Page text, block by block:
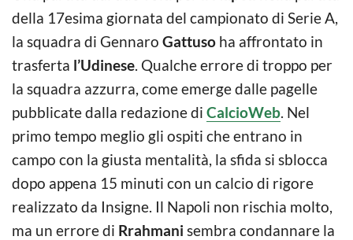
della 17esima giornata del campionato di Serie A,
la squadra di Gennaro Gattuso ha affrontato in
trasferta l’Udinese. Qualche errore di troppo per
la squadra azzurra, come emerge dalle pagelle
pubblicate dalla redazione di CalcioWeb. Nel
primo tempo meglio gli ospiti che entrano in
campo con la giusta mentalità, la sfida si sblocca
dopo appena 15 minuti con un calcio di rigore
realizzato da Insigne. Il Napoli non rischia molto,
ma un errore di Rrahmani sembra condannare la